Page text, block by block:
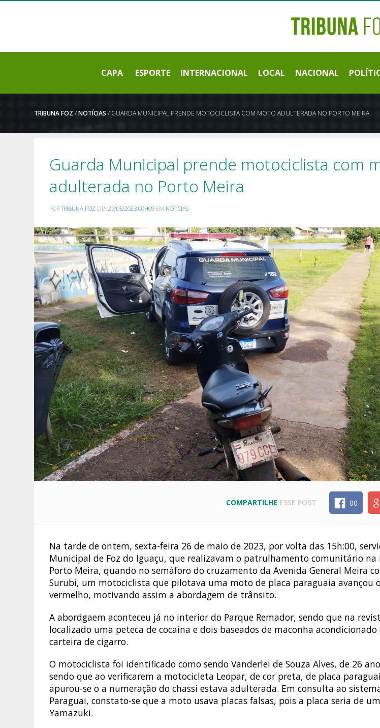
CAPA ESPORTE INTERNACIONAL LOCAL NACIONAL
TRIBUNA FOZ /NOTÍCIAS / GUARDA MUNICIPAL PRENDE MOTOCICLISTA COM MOTO ADULTERADA NO PORTO MEIRA
Guarda Municipal prende motociclista com
adulterada no Porto Meira
PORTRIBUNA FOZ DIA27/05/2023 00H09 EM NOTÍCIAS
COMPARTILHE ESSE POST 00
Na tarde de ontem, sexta-feira 26 de maio de 2023, por volta das 15h:00,
Municipal de Foz do Iguaçu, que realizavam o patrulhamento comunitário na
Porto Meira, quando no semáforo do cruzamento da Avenida General Meira
Surubi, um motociclista que pilotava uma moto de placa paraguaia avançou
vermelho, motivando assim a abordagem de trânsito.
A abordgaem aconteceu já no interior do Parque Remador, sendo que na
localizado uma peteca de cocaína e dois baseados de maconha
carteira de cigarro.
O motociclista foi identificado como sendo Vanderlei de Souza Alves, de 26
sendo que ao verificarem a motocicleta Leopar, de cor preta, de placa
apurou-se o a numeração do chassi estava adulterada. Em consulta ao
Paraguai, constato-se que a moto usava placas falsas, pois a placa seria de
Yamazuki.